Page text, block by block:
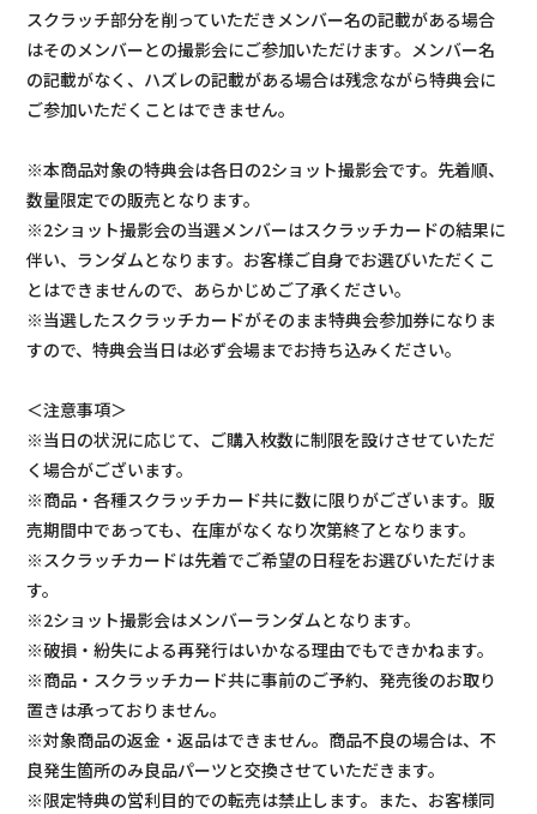
スクラッチ部分を削っていただきメンバー名の記載がある場合
はそのメンバーとの撮影会にご参加いただけます。メンバー名
の記載がなく、ハズレの記載がある場合は残念ながら特典会に
ご参加いただくことはできません。
※本商品対象の特典会は各日の2ショット撮影会です。先着順、
数量限定での販売となります。
※2ショット撮影会の当選メンバーはスクラッチカードの結果に
伴い、ランダムとなります。お客様ご自身でお選びいただくこ
とはできませんので、あらかじめご了承ください。
※当選したスクラッチカードがそのまま特典会参加券になりま
すので、特典会当日は必ず会場までお持ち込みください。
＜注意事項＞
※当日の状況に応じて、ご購入枚数に制限を設けさせていただ
く場合がございます。
※商品・各種スクラッチカード共に数に限りがございます。販
売期間中であっても、在庫がなくなり次第終了となります。
※スクラッチカードは先着でご希望の日程をお選びいただけま
す。
※2ショット撮影会はメンバーランダムとなります。
※破損・紛失による再発行はいかなる理由でもできかねます。
※商品・スクラッチカード共に事前のご予約、発売後のお取り
置きは承っておりません。
※対象商品の返金・返品はできません。商品不良の場合は、不
良発生箇所のみ良品パーツと交換させていただきます。
※限定特典の営利目的での転売は禁止します。また、お客様同